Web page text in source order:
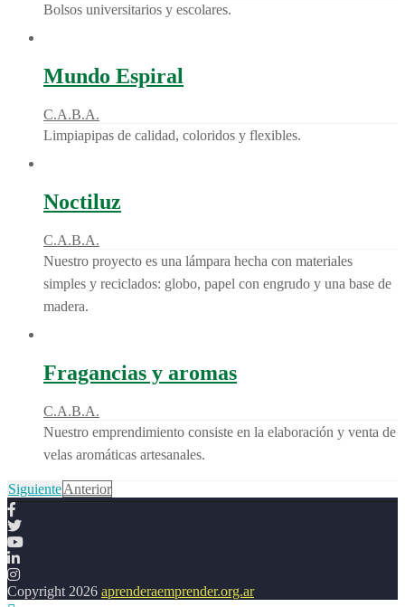
Bolsos universitarios y escolares.
Mundo Espiral
C.A.B.A.
Limpiapipas de calidad, coloridos y flexibles.
Noctiluz
C.A.B.A.
Nuestro proyecto es una lámpara hecha con materiales
simples y reciclados: globo, papel con engrudo y una base de
madera.
Fragancias y aromas
C.A.B.A.
Nuestro emprendimiento consiste en la elaboración y venta de
velas aromáticas artesanales.
SiguienteAnterior
Copyright 2026 aprenderaemprender.org.ar